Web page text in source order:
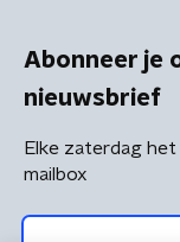
Abonneer je
nieuwsbrief
Elke zaterdag
mailbox